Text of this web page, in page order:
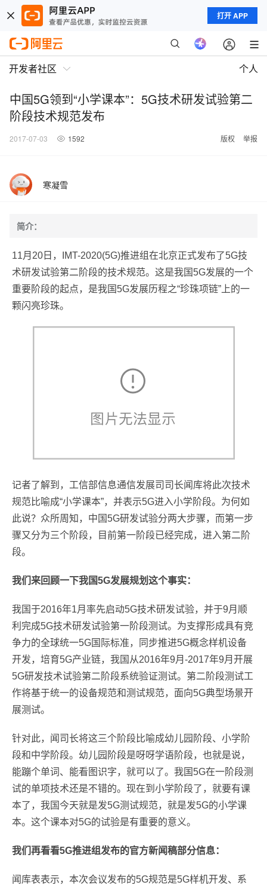
打开 APP
开发者社区 个人
中国5G领到“小学课本”：5G技术研发试验第二
阶段技术规范发布
2017-07-03 1592 版权 举报
寒凝雪
简介：
11月20日，IMT-2020(5G)推进组在北京正式发布了5G技
术研发试验第二阶段的技术规范。这是我国5G发展的一个
重要阶段的起点，是我国5G发展历程之“珍珠项链”上的一
颗闪亮珍珠。
记者了解到，工信部信息通信发展司司长闻库将此次技术
规范比喻成“小学课本”，并表示5G进入小学阶段。为何如
此说？众所周知，中国5G研发试验分两大步骤，而第一步
骤又分为三个阶段，目前第一阶段已经完成，进入第二阶
段。
我们来回顾一下我国5G发展规划这个事实：
我国于2016年1月率先启动5G技术研发试验，并于9月顺
利完成5G技术研发试验第一阶段测试。为支撑形成具有竞
争力的全球统一5G国际标准，同步推进5G概念样机设备
开发，培育5G产业链，我国从2016年9月-2017年9月开展
5G研发技术试验第二阶段系统验证测试。第二阶段测试工
作将基于统一的设备规范和测试规范，面向5G典型场景开
展测试。
针对此，闻司长将这三个阶段比喻成幼儿园阶段、小学阶
段和中学阶段。幼儿园阶段是呀呀学语阶段，也就是说，
能蹦个单词、能看图识字，就可以了。我国5G在一阶段测
试的单项技术还是不错的。现在到小学阶段了，就要有课
本了，我国今天就是发5G测试规范，就是发5G的小学课
本。这个课本对5G的试验是有重要的意义。
我们再看看5G推进组发布的官方新闻稿部分信息：
闻库表表示，本次会议发布的5G规范是5G样机开发、系